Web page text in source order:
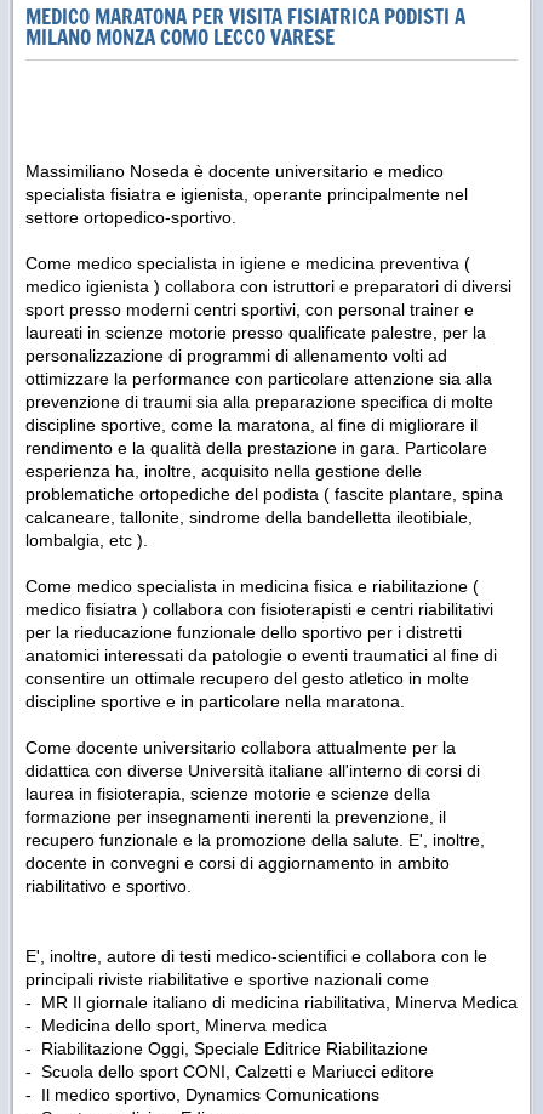
MEDICO MARATONA PER VISITA FISIATRICA PODISTI A
MILANO MONZA COMO LECCO VARESE
Massimiliano Noseda è docente universitario e medico
specialista fisiatra e igienista, operante principalmente nel
settore ortopedico-sportivo.
Come medico specialista in igiene e medicina preventiva (
medico igienista ) collabora con istruttori e preparatori di diversi
sport presso moderni centri sportivi, con personal trainer e
laureati in scienze motorie presso qualificate palestre, per la
personalizzazione di programmi di allenamento volti ad
ottimizzare la performance con particolare attenzione sia alla
prevenzione di traumi sia alla preparazione specifica di molte
discipline sportive, come la maratona, al fine di migliorare il
rendimento e la qualità della prestazione in gara. Particolare
esperienza ha, inoltre, acquisito nella gestione delle
problematiche ortopediche del podista ( fascite plantare, spina
calcaneare, tallonite, sindrome della bandelletta ileotibiale,
lombalgia, etc ).
Come medico specialista in medicina fisica e riabilitazione (
medico fisiatra ) collabora con fisioterapisti e centri riabilitativi
per la rieducazione funzionale dello sportivo per i distretti
anatomici interessati da patologie o eventi traumatici al fine di
consentire un ottimale recupero del gesto atletico in molte
discipline sportive e in particolare nella maratona.
Come docente universitario collabora attualmente per la
didattica con diverse Università italiane all'interno di corsi di
laurea in fisioterapia, scienze motorie e scienze della
formazione per insegnamenti inerenti la prevenzione, il
recupero funzionale e la promozione della salute. E', inoltre,
docente in convegni e corsi di aggiornamento in ambito
riabilitativo e sportivo.
E', inoltre, autore di testi medico-scientifici e collabora con le
principali riviste riabilitative e sportive nazionali come
- MR Il giornale italiano di medicina riabilitativa, Minerva Medica
- Medicina dello sport, Minerva medica
- Riabilitazione Oggi, Speciale Editrice Riabilitazione
- Scuola dello sport CONI, Calzetti e Mariucci editore
- Il medico sportivo, Dynamics Comunications